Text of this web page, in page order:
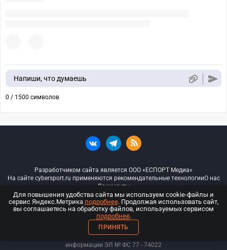
Напиши, что думаешь
0 / 1500 символов
Разработчиком сайта является ООО «ЕСПОРТ Медиа»
На сайте cybersport.ru применяются рекомендательные технологииО нас
Документы
© ООО «Киберспорт.ру» — Все права защищены
18+
ООО «Киберспорт.ру». Свидетельство о регистрации средств массовой
информации ЭЛ № ФС 77 - 74022
Для повышения удобства сайта мы используем cookie-файлы и
сервис Яндекс.Метрика подробнее. Продолжая использовать сайт,
вы соглашаетесь на обработку файлов, используемых сервисом
подробнее.
ПРИНЯТЬ